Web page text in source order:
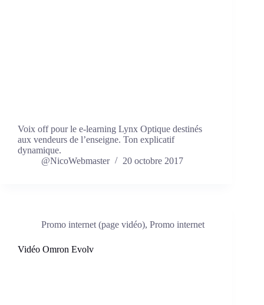
Voix off pour le e-learning Lynx Optique destinés
aux vendeurs de l’enseigne. Ton explicatif
dynamique.
@NicoWebmaster
20 octobre 2017
Promo internet (page vidéo), Promo internet
Vidéo Omron Evolv